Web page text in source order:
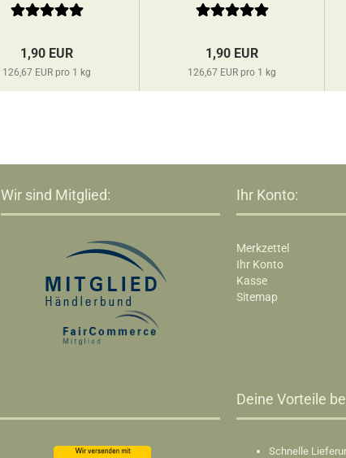
1,90 EUR
126,67 EUR pro 1 kg
1,90 EUR
126,67 EUR pro 1 kg
Wir sind Mitglied: Ihr Konto:
Merkzettel
Ihr Konto
Kasse
Sitemap
Deine Vorteile
Schnelle